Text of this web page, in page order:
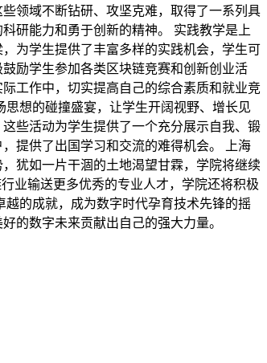
领域不断钻研、攻坚克难，取得了一系列具
研能力和勇于创新的精神。 实践教学是上
为学生提供了丰富多样的实践机会，学生可
励学生参加各类区块链竞赛和创新创业活
工作中，切实提高自己的综合素质和就业竞
想的碰撞盛宴，让学生开阔视野、增长见
些活动为学生提供了一个充分展示自我、锻
提供了出国学习和交流的难得机会。 上海
犹如一片干涸的土地渴望甘霖，学院将继续
业输送更多优秀的专业人才，学院还将积极
的成就，成为数字时代孕育技术先锋的摇
的数字未来贡献出自己的强大力量。